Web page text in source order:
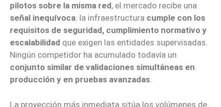
pilotos sobre la misma red, el mercado recibe una
señal inequívoca: la infraestructura cumple con los
requisitos de seguridad, cumplimiento normativo y
escalabilidad que exigen las entidades supervisadas.
Ningún competidor ha acumulado todavía un
conjunto similar de validaciones simultáneas en
producción y en pruebas avanzadas.
La proyección más inmediata sitúa los volúmenes de